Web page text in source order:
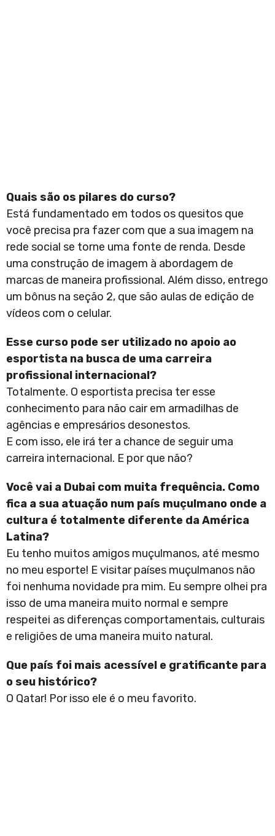
Quais são os pilares do curso?
Está fundamentado em todos os quesitos que
você precisa pra fazer com que a sua imagem na
rede social se torne uma fonte de renda. Desde
uma construção de imagem à abordagem de
marcas de maneira profissional. Além disso, entrego
um bônus na seção 2, que são aulas de edição de
vídeos com o celular.
Esse curso pode ser utilizado no apoio ao
esportista na busca de uma carreira
profissional internacional?
Totalmente. O esportista precisa ter esse
conhecimento para não cair em armadilhas de
agências e empresários desonestos.
E com isso, ele irá ter a chance de seguir uma
carreira internacional. E por que não?
Você vai a Dubai com muita frequência. Como
fica a sua atuação num país muçulmano onde a
cultura é totalmente diferente da América
Latina?
Eu tenho muitos amigos muçulmanos, até mesmo
no meu esporte! E visitar países muçulmanos não
foi nenhuma novidade pra mim. Eu sempre olhei pra
isso de uma maneira muito normal e sempre
respeitei as diferenças comportamentais, culturais
e religiões de uma maneira muito natural.
Que país foi mais acessível e gratificante para
o seu histórico?
O Qatar! Por isso ele é o meu favorito.